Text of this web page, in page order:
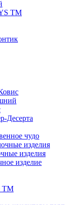
ТМ
Десерта
чудо
изделия
изделия
изделие
ТМ